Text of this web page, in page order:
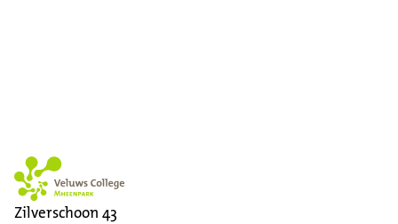
Zilverschoon 43